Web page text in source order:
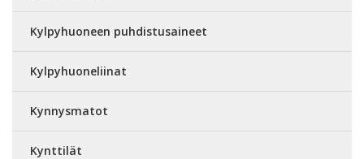
Kylpyhuoneen puhdistusaineet
Kylpyhuoneliinat
Kynnysmatot
Kynttilät